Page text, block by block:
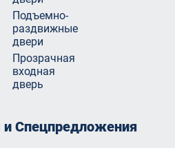
Подъемно-
раздвижные
двери
Прозрачная
входная
дверь
Спецпредложения